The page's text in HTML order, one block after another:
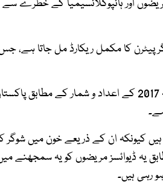
اور ہائپوگلائسیمیا کے خطرے سے
کا مکمل ریکارڈ مل جاتا ہے،
اس موقع پر معروف ماہر امراضِ ذیابطیس پروفیسر عبدالباسط نے کہا کہ 2017 کے
ہیں کیونکہ ان کے ذریعے خون میں
یہ ڈیوائسز مریضوں کو یہ سمجھنے
رہی ہیں۔